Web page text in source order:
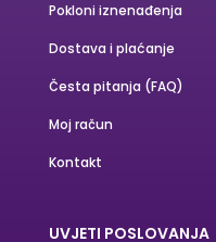
Pokloni iznenađenja
Dostava i plaćanje
Česta pitanja (FAQ)
Moj račun
Kontakt
UVJETI POSLOVANJA